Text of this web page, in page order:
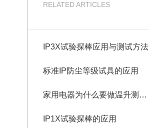
RELATED ARTICLES
IP3X试验探棒应用与测试方法
标准IP防尘等级试具的应用
家用电器为什么要做温升测试？
IP1X试验探棒的应用